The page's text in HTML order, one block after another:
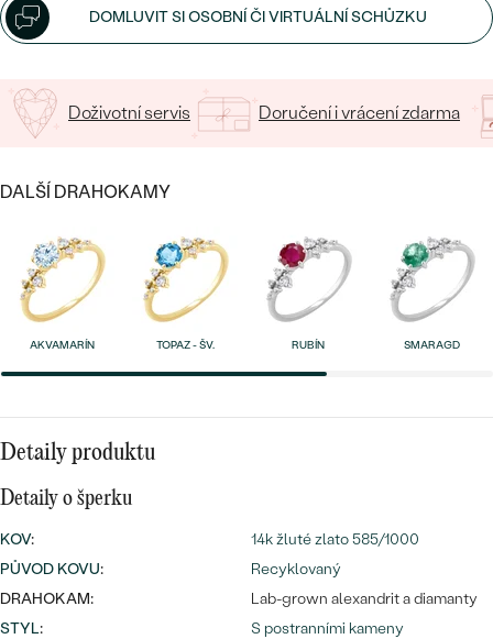
Wave kolekce
MINIMALISTICKÉ
PODLE BARVY
DIAMANTY
Nejprodávanější
náušnice
PROHLÉDNOUT
Personalizované
přívěsky
Nejprodávanější
prsteny
PROHLÉDNOUT
DOMLUVIT SI OSOBNÍ ČI VIRTUÁLNÍ SCHŮZKU
Doživotní servis Doručení i vrácení zdarma
DALŠÍ DRAHOKAMY
AKVAMARÍN TOPAZ - ŠV. RUBÍN SMARAGD
Detaily produktu
Detaily o šperku
KOV:
14k žluté zlato 585/1000
PŮVOD KOVU:
Recyklovaný
DRAHOKAM:
Lab-grown alexandrit a diamanty
STYL:
S postranními kameny